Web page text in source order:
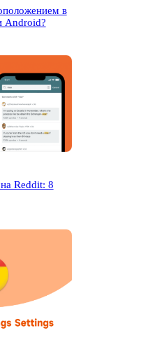
в
Android?
Reddit: 8